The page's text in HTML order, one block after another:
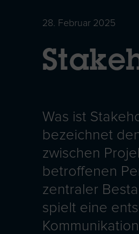
28. Februar 2025
Was ist
bezeichnet
zwischen
betroffenen
zentraler
spielt eine